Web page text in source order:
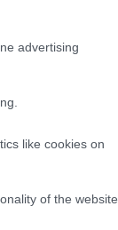
advertising
like cookies on
of the website